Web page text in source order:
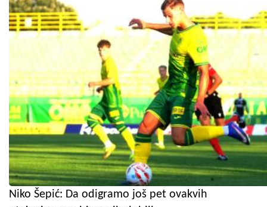
Niko Šepić: Da odigramo još pet ovakvih